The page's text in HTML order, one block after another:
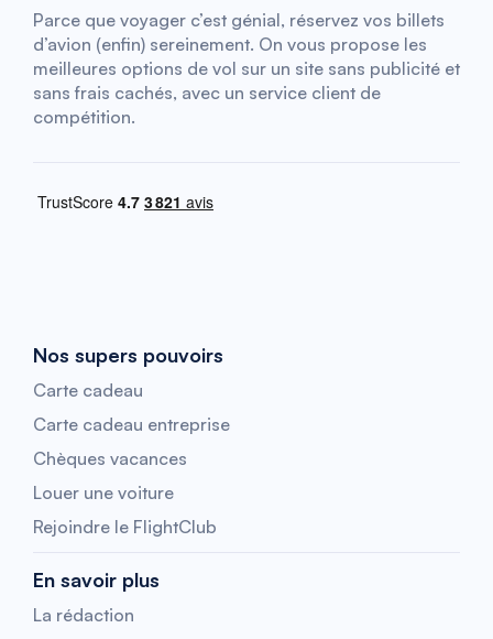
Parce que voyager c’est génial, réservez vos billets
d’avion (enfin) sereinement. On vous propose les
meilleures options de vol sur un site sans publicité et
sans frais cachés, avec un service client de
compétition.
Nos supers pouvoirs
Carte cadeau
Carte cadeau entreprise
Chèques vacances
Louer une voiture
Rejoindre le FlightClub
En savoir plus
La rédaction